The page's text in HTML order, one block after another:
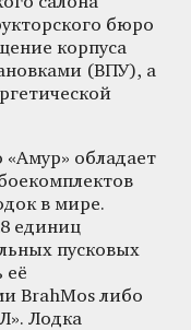
бюро
корпуса
(ВПУ), а
обладает
в мире.
единиц
пусковых
её
BrahMos либо
Лодка